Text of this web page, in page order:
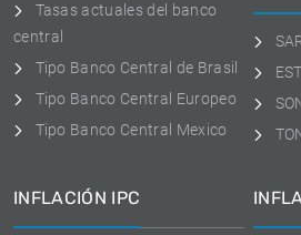
Tasas actuales del banco
central
Tipo Banco Central de Brasil
Tipo Banco Central Europeo
Tipo Banco Central Mexico
INFLACIÓN IPC